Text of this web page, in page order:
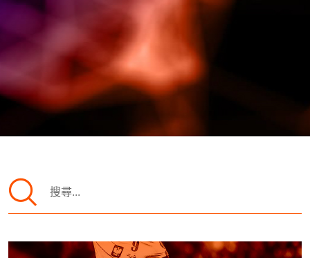
SOC託管
全球加速
FAQ
趨勢觀點
下載白皮書
搜
尋
關
字: